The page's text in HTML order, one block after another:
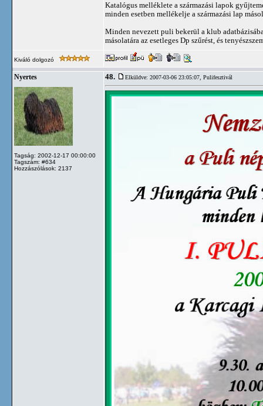
Katalógus melléklete a származási lapok
minden esetben mellékelje a származási lap
Minden nevezett puli bekerül a klub
másolatára az esetleges Dp szűrést, és
Kiváló dolgozó
Nyertes
Tagság: 2002-12-17 00:00:00
Tagszám: #634
Hozzászólások: 2137
48. Elküldve: 2007-03-06 23:05:07, Pulifesztivál